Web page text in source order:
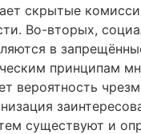
скрытые
Во-вторых,
в
принципам
вероятность
существуют и